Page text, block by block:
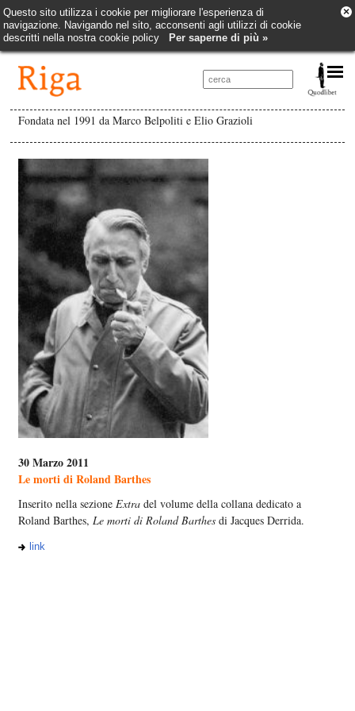
Questo sito utilizza i cookie per migliorare l'esperienza di
navigazione. Navigando nel sito, acconsenti agli utilizzi di cookie
descritti nella nostra cookie policy
Per saperne di più »
×
Fondata nel 1991 da Marco Belpoliti e Elio Grazioli
30 Marzo 2011
Le morti di Roland Barthes
Inserito nella sezioneExtra del volume della collana dedicato a
Roland Barthes,Le morti di Roland Barthes di Jacques Derrida.
link